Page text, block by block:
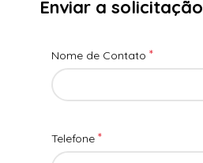
Enviar a solicitação
Nome de Contato *
Telefone *